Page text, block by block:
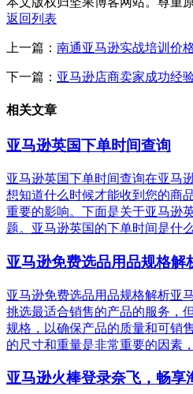
返回列表
上一篇： 南通亚马逊实战培训价
下一篇： 亚马逊店商卖家成功经
相关文章
亚马逊英国下单时间查询
亚马逊英国下单时间查询在亚马
想知道什么时候才能收到您的商
重要的影响。下面是关于亚马逊
题。亚马逊英国的下单时间是什
亚马逊免费选品用品规格解
亚马逊免费选品用品规格解析亚
挑选最适合销售的产品的服务，
规格，以确保产品的质量和可销
的尺寸和重量是非常重要的因素
亚马逊火棒登录奈飞，畅享